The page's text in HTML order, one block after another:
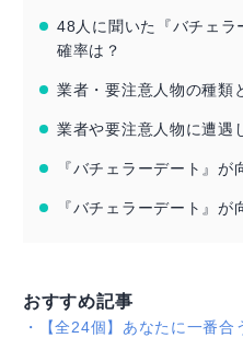
48人に聞いた『バチェラ
確率は？
業者・要注意人物の種類
業者や要注意人物に遭遇
『バチェラーデート』が
『バチェラーデート』が
おすすめ記事
・
【全24個】あなたに一番